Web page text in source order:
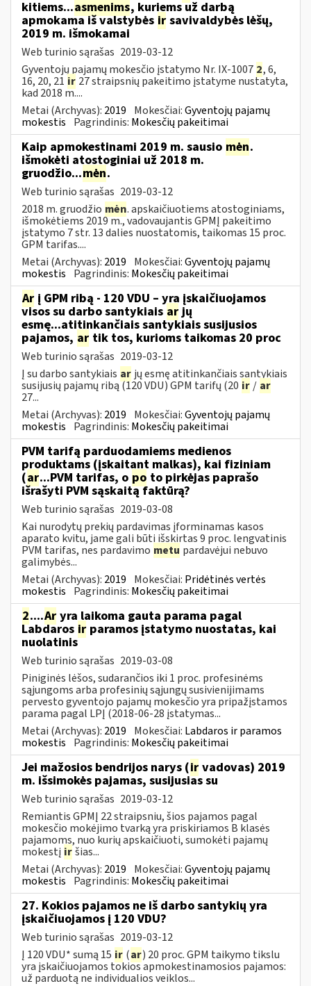
kitiems...asmenims, kuriems už darbą
apmokama iš valstybės ir savivaldybės lėšų,
2019 m. išmokamai
Web turinio sąrašas 2019-03-12
Gyventojų pajamų mokesčio įstatymo Nr. IX-1007 2, 6,
16, 20, 21 ir 27 straipsnių pakeitimo įstatyme nustatyta,
kad 2018 m....
Metai (Archyvas): 2019 Mokesčiai:Gyventojų pajamų
mokestis Pagrindinis: Mokesčių pakeitimai
Kaip apmokestinami 2019 m. sausio mėn.
išmokėti atostoginiai už 2018 m.
gruodžio...mėn.
Web turinio sąrašas 2019-03-12
2018 m. gruodžio mėn. apskaičiuotiems atostoginiams,
išmokėtiems 2019 m., vadovaujantis GPMĮ pakeitimo
įstatymo 7 str. 13 dalies nuostatomis, taikomas 15 proc.
GPM tarifas....
Metai (Archyvas): 2019 Mokesčiai:Gyventojų pajamų
mokestis Pagrindinis: Mokesčių pakeitimai
Ar į GPM ribą - 120 VDU – yra įskaičiuojamos
visos su darbo santykiais arjų
esmę...atitinkančiais santykiais susijusios
pajamos, ar tik tos, kurioms taikomas 20 proc
Web turinio sąrašas 2019-03-12
Į su darbo santykiais ar jų esmę atitinkančiais santykiais
susijusių pajamų ribą (120 VDU) GPM tarifų (20 ir / ar
27...
Metai (Archyvas): 2019 Mokesčiai:Gyventojų pajamų
mokestis Pagrindinis: Mokesčių pakeitimai
PVM tarifą parduodamiems medienos
produktams (įskaitant malkas), kai fiziniam
(ar...PVM tarifas, o po to pirkėjas paprašo
išrašyti PVM sąskaitą faktūrą?
Web turinio sąrašas 2019-03-08
Kai nurodytų prekių pardavimas įforminamas kasos
aparato kvitu, jame gali būti išskirtas 9 proc. lengvatinis
PVM tarifas, nes pardavimo metu pardavėjui nebuvo
galimybės...
Metai (Archyvas): 2019 Mokesčiai: Pridėtinės vertės
mokestis Pagrindinis: Mokesčių pakeitimai
2....Ar yra laikoma gauta parama pagal
Labdaros ir paramos įstatymo nuostatas, kai
nuolatinis
Web turinio sąrašas 2019-03-08
Piniginės lėšos, sudarančios iki 1 proc. profesinėms
sąjungoms arba profesinių sąjungų susivienijimams
pervesto gyventojo pajamų mokesčio yra pripažįstamos
parama pagal LPĮ (2018-06-28 įstatymas...
Metai (Archyvas): 2019 Mokesčiai: Labdaros ir paramos
mokestis Pagrindinis: Mokesčių pakeitimai
Jei mažosios bendrijos narys (ir vadovas) 2019
m. išsimokės pajamas, susijusias su
Web turinio sąrašas 2019-03-12
Remiantis GPMĮ 22 straipsniu, šios pajamos pagal
mokesčio mokėjimo tvarką yra priskiriamos B klasės
pajamoms, nuo kurių apskaičiuoti, sumokėti pajamų
mokestį iršias...
Metai (Archyvas): 2019 Mokesčiai:Gyventojų pajamų
mokestis Pagrindinis: Mokesčių pakeitimai
27. Kokios pajamos ne iš darbo santykių yra
įskaičiuojamos į 120 VDU?
Web turinio sąrašas 2019-03-12
Į 120 VDU* sumą 15 ir (ar) 20 proc. GPM taikymo tikslu
yra įskaičiuojamos tokios apmokestinamosios pajamos:
už parduotą ne individualios veiklos...